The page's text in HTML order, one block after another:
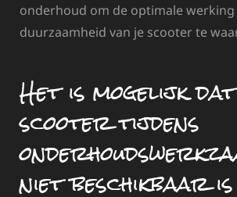
onderhoud om de optimale werking
duurzaamheid van je scooter te
Het is mogelijk
scooter tijdens
niet beschikbaar